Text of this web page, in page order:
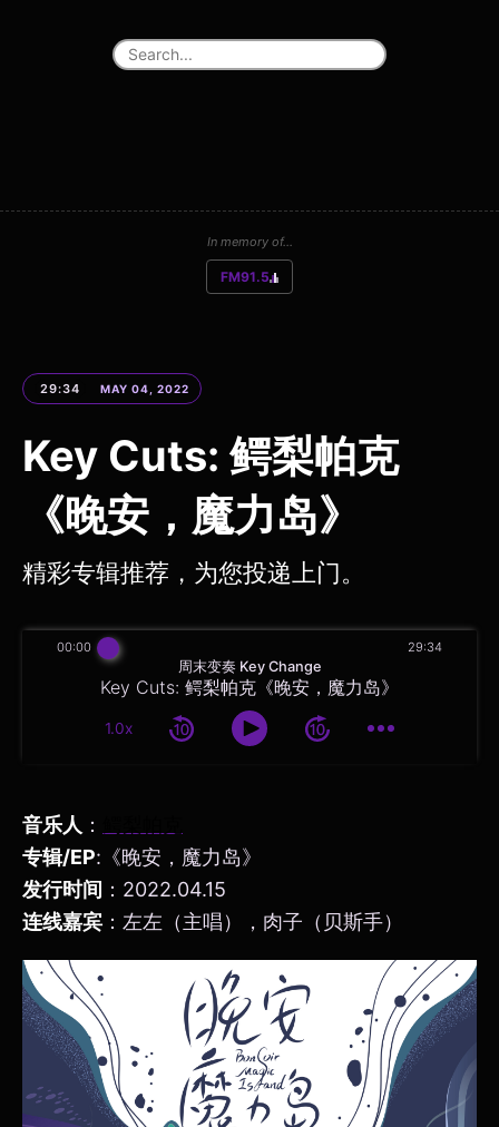
In memory of...
FM91.5
29:34 MAY 04, 2022
Key Cuts: 鳄梨帕克
《晚安，魔力岛》
精彩专辑推荐，为您投递上门。
周末变奏 Key Change
Key Cuts: 鳄梨帕克《晚安，魔力岛》
1.0x
00:00 29:34
音乐人 ：
专辑/EP:《晚安，魔力岛》
发行时间 ：2022.04.15
连线嘉宾 ：左左（主唱），肉子（贝斯手）